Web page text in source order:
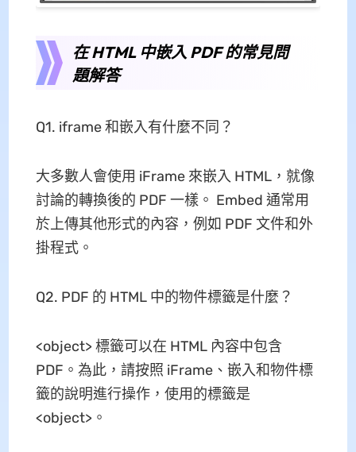
在 HTML 中嵌入 PDF 的常見問
題解答
Q1. iframe 和嵌入有什麼不同？
大多數人會使用 iFrame 來嵌入 HTML，就像
討論的轉換後的 PDF 一樣。 Embed 通常用
於上傳其他形式的內容，例如 PDF 文件和外
掛程式。
Q2. PDF 的 HTML 中的物件標籤是什麼？
<object> 標籤可以在 HTML 內容中包含
PDF。為此，請按照 iFrame、嵌入和物件標
籤的說明進行操作，使用的標籤是
<object>。